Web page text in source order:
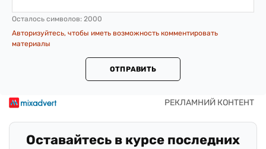
Осталось символов: 2000
Авторизуйтесь, чтобы иметь возможность комментировать
материалы
ОТПРАВИТЬ
Оставайтесь в курсе последних